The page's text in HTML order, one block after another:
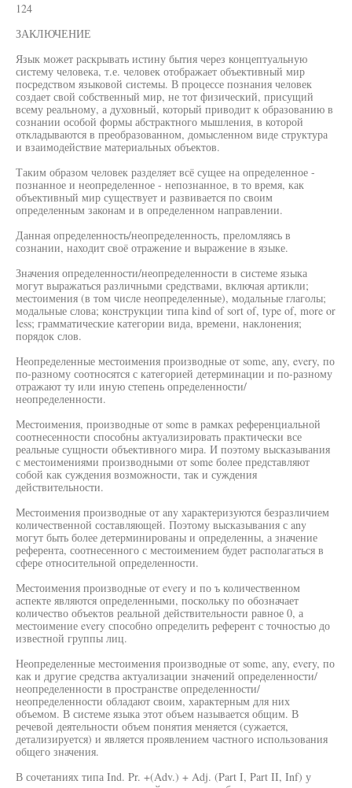
124
ЗАКЛЮЧЕНИЕ
Язык может раскрывать истину бытия через концептуальную
систему человека, т.е. человек отображает объективный мир
посредством языковой системы. В процессе познания человек
создает свой собственный мир, не тот физический, присущий
всему реальному, а духовный, который приводит к образованию в
сознании особой формы абстрактного мышления, в которой
откладываются в преобразованном, домысленном виде структура
и взаимодействие материальных объектов.
Таким образом человек разделяет всё сущее на определенное -
познанное и неопределенное - непознанное, в то время, как
объективный мир существует и развивается по своим
определенным законам и в определенном направлении.
Данная определенность/неопределенность, преломляясь в
сознании, находит своё отражение и выражение в языке.
Значения определенности/неопределенности в системе языка
могут выражаться различными средствами, включая артикли;
местоимения (в том числе неопределенные), модальные глаголы;
модальные слова; конструкции типа kind of sort of, type of, more or
less; грамматические категории вида, времени, наклонения;
порядок слов.
Неопределенные местоимения производные от some, any, every, по
по-разному соотносятся с категорией детерминации и по-разному
отражают ту или иную степень определенности/
неопределенности.
Местоимения, производные от some в рамках референциальной
соотнесенности способны актуализировать практически все
реальные сущности объективного мира. И поэтому высказывания
с местоимениями производными от some более представляют
собой как суждения возможности, так и суждения
действительности.
Местоимения производные от any характеризуются безразличием
количественной составляющей. Поэтому высказывания с any
могут быть более детерминированы и определенны, а значение
референта, соотнесенного с местоимением будет располагаться в
сфере относительной определенности.
Местоимения производные от every и по ъ количественном
аспекте являются определенными, поскольку по обозначает
количество объектов реальной действительности равное 0, а
местоимение every способно определить референт с точностью до
известной группы лиц.
Неопределенные местоимения производные от some, any, every, по
как и другие средства актуализации значений определенности/
неопределенности в пространстве определенности/
неопределенности обладают своим, характерным для них
объемом. В системе языка этот объем называется общим. В
речевой деятельности объем понятия меняется (сужается,
детализируется) и является проявлением частного использования
общего значения.
В сочетаниях типа Ind. Pr. +(Adv.) + Adj. (Part I, Part II, Inf) у